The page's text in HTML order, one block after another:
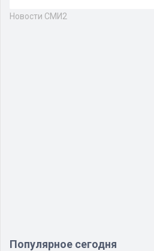
Новости СМИ2
Популярное сегодня